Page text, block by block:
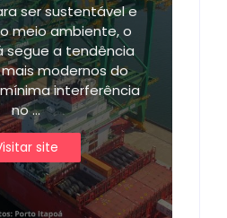
ser sustentável e
meio ambiente, o
segue a tendência
modernos do
interferência
no ...
site